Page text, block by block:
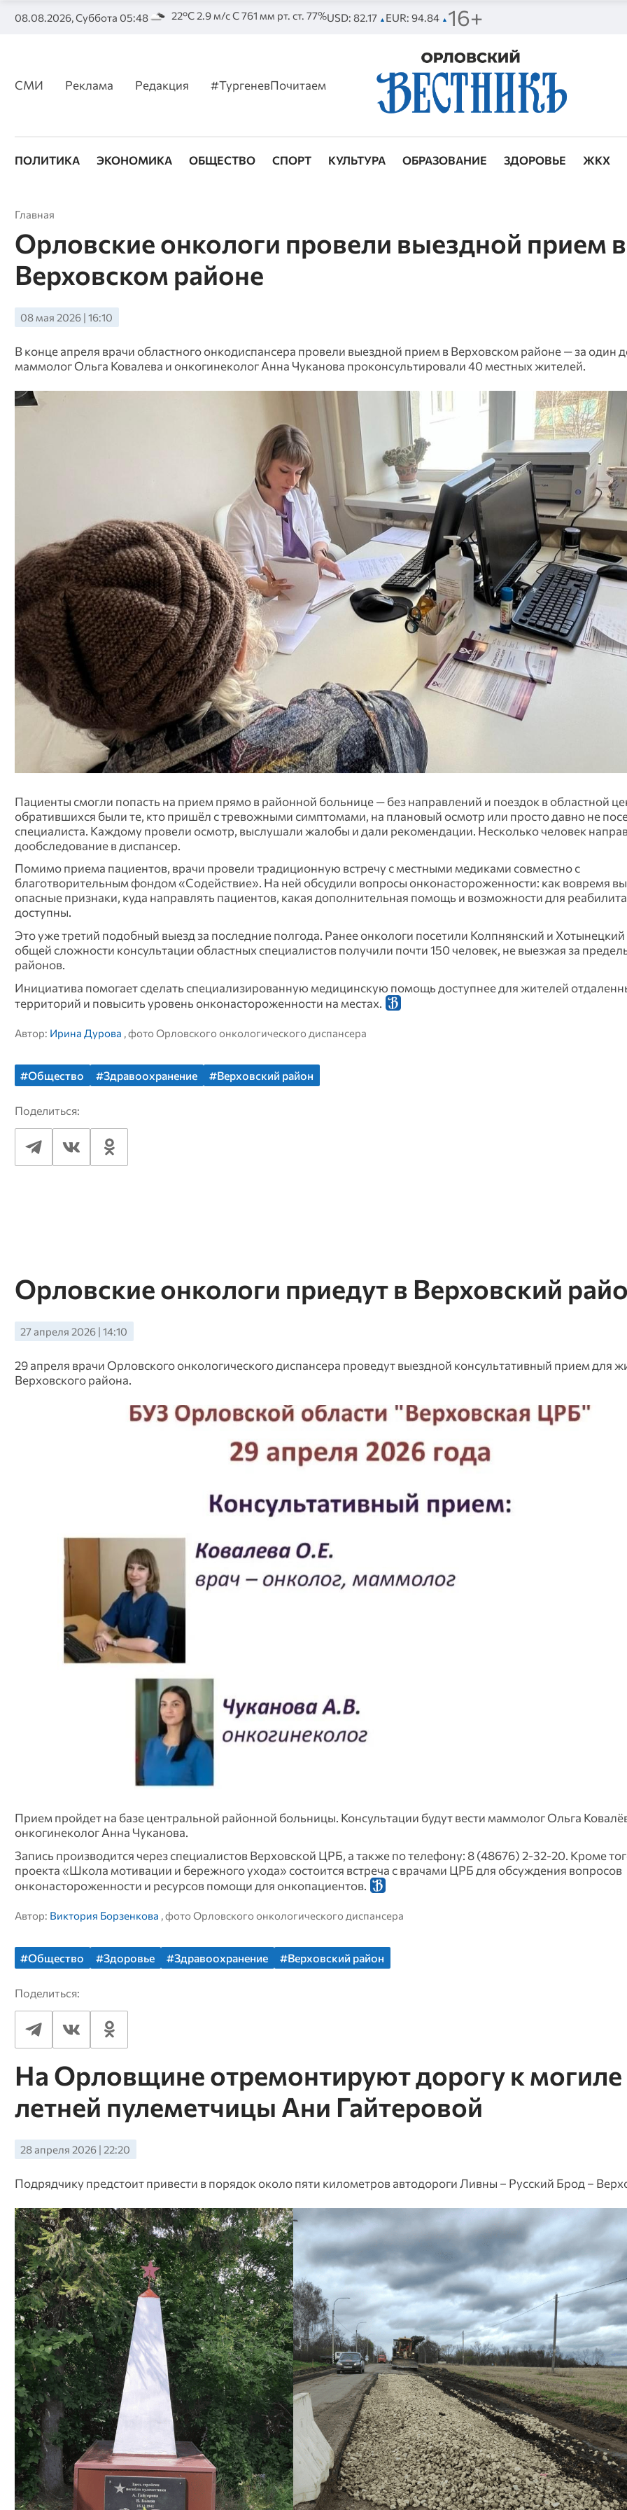
08.08.2026, Суббота 05:48 22°C 2.9 м/с С 761 мм рт. ст. 77%USD: 82.17 ▲ EUR: 94.84 ▲ 16+
СМИ Реклама Редакция #ТургеневПочитаем
ПОЛИТИКА ЭКОНОМИКА ОБЩЕСТВО СПОРТ КУЛЬТУРА ОБРАЗОВАНИЕ ЗДОРОВЬЕ ЖКХ
Главная
Орловские онкологи провели выездной прием в
Верховском районе
08 мая 2026 | 16:10
В конце апреля врачи областного онкодиспансера провели выездной прием в Верховском районе — за один
маммолог Ольга Ковалева и онкогинеколог Анна Чуканова проконсультировали 40 местных жителей.
Пациенты смогли попасть на прием прямо в районной больнице — без направлений и поездок в областной
обратившихся были те, кто пришёл с тревожными симптомами, на плановый осмотр или просто давно не
специалиста. Каждому провели осмотр, выслушали жалобы и дали рекомендации. Несколько человек
дообследование в диспансер.
Помимо приема пациентов, врачи провели традиционную встречу с местными медиками совместно с
благотворительным фондом «Содействие». На ней обсудили вопросы онконастороженности: как вовремя
опасные признаки, куда направлять пациентов, какая дополнительная помощь и возможности для
доступны.
Это уже третий подобный выезд за последние полгода. Ранее онкологи посетили Колпнянский и
общей сложности консультации областных специалистов получили почти 150 человек, не выезжая за
районов.
Инициатива помогает сделать специализированную медицинскую помощь доступнее для жителей
территорий и повысить уровень онконастороженности на местах.
Автор: Ирина Дурова , фото Орловского онкологического диспансера
#Общество #Здравоохранение #Верховский район
Поделиться:
Орловские онкологи приедут в Верховский
27 апреля 2026 | 14:10
29 апреля врачи Орловского онкологического диспансера проведут выездной консультативный прием для
Верховского района.
Прием пройдет на базе центральной районной больницы. Консультации будут вести маммолог Ольга
онкогинеколог Анна Чуканова.
Запись производится через специалистов Верховской ЦРБ, а также по телефону: 8 (48676) 2-32-20. Кроме
проекта «Школа мотивации и бережного ухода» состоится встреча с врачами ЦРБ для обсуждения вопросов
онконастороженности и ресурсов помощи для онкопациентов.
Автор: Виктория Борзенкова , фото Орловского онкологического диспансера
#Общество #Здоровье #Здравоохранение #Верховский район
Поделиться:
На Орловщине отремонтируют дорогу к могиле
летней пулеметчицы Ани Гайтеровой
28 апреля 2026 | 22:20
Подрядчику предстоит привести в порядок около пяти километров автодороги Ливны – Русский Брод –